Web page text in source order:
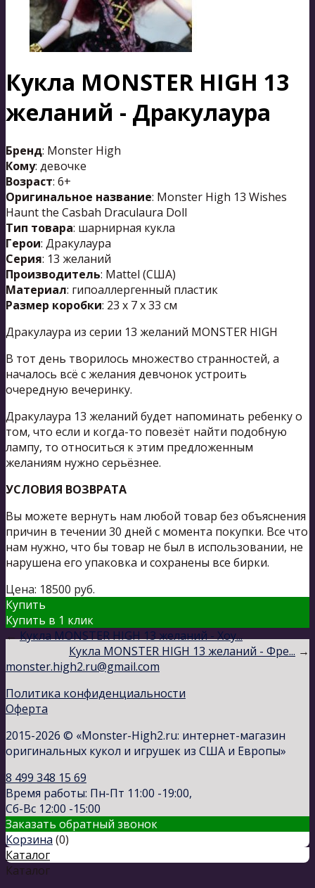
Кукла MONSTER HIGH 13
желаний - Дракулаура
Бренд: Monster High
Кому: девочке
Возраст: 6+
Оригинальное название: Monster High 13 Wishes
Haunt the Casbah Draculaura Doll
Тип товара: шарнирная кукла
Герои: Дракулаура
Серия: 13 желаний
Производитель: Mattel (США)
Материал: гипоаллергенный пластик
Размер коробки: 23 х 7 х 33 см
Дракулаура из серии 13 желаний MONSTER HIGH
В тот день творилось множество странностей, а
началось всё с желания девчонок устроить
очередную вечеринку.
Дракулаура 13 желаний будет напоминать ребенку о
том, что если и когда-то повезёт найти подобную
лампу, то относиться к этим предложенным
желаниям нужно серьёзнее.
УСЛОВИЯ ВОЗВРАТА
Вы можете вернуть нам любой товар без объяснения
причин в течении 30 дней с момента покупки. Все что
нам нужно, что бы товар не был в использовании, не
нарушена его упаковка и сохранены все бирки.
Цена: 18500 руб.
Купить
Купить в 1 клик
←Кукла MONSTER HIGH 13 желаний - Хоу...
Кукла MONSTER HIGH 13 желаний - Фре... →
monster.high2.ru@gmail.com
Политика конфиденциальности
Оферта
2015-2026 © «Monster-High2.ru: интернет-магазин
оригинальных кукол и игрушек из США и Европы»
8 499 348 15 69
Время работы: Пн-Пт 11:00 -19:00,
Сб-Вс 12:00 -15:00
Заказать обратный звонок
Корзина (0)
Каталог
Каталог